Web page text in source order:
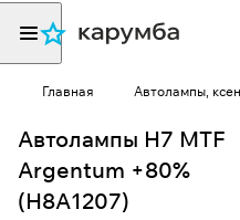
Главная Автолампы,
Автолампы H7 MTF
Argentum +80%
(H8A1207)